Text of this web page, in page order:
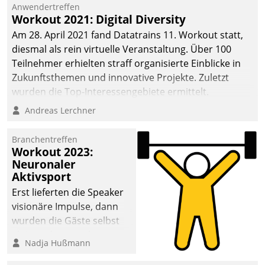
Cloud-Strategien und -
Lösungen mit hohem
Zukunftspotenzial.
Anwendertreffen
Workout 2021: Digital Diversity
Am 28. April 2021 fand Datatrains 11. Workout statt,
diesmal als rein virtuelle Veranstaltung. Über 100
Teilnehmer erhielten straff organisierte Einblicke in
Zukunftsthemen und innovative Projekte. Zuletzt
wurden die Top-Interessengebiete ermittelt.
Andreas Lerchner
Branchentreffen
Workout 2023:
Neuronaler
Aktivsport
Erst lieferten die Speaker
visionäre Impulse, dann
wurden die Gäste selbst
methodisch
Nadja Hußmann